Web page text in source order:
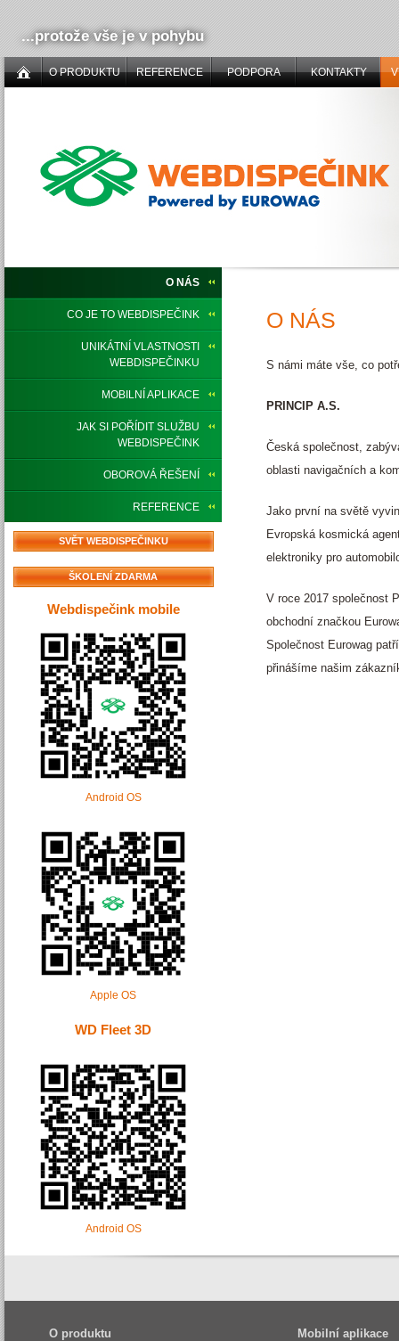
...protože vše je v pohybu
O PRODUKTU REFERENCE PODPORA KONTAKTY
O NÁS
CO JE TO WEBDISPEČINK
UNIKÁTNÍ VLASTNOSTI
WEBDISPEČINKU
MOBILNÍ APLIKACE
JAK SI POŘÍDIT SLUŽBU
WEBDISPEČINK
OBOROVÁ ŘEŠENÍ
REFERENCE
SVĚT WEBDISPEČINKU
ŠKOLENÍ ZDARMA
Webdispečink mobile
Android OS
Apple OS
WD Fleet 3D
Android OS
O NÁS
S námi máte vše, co
PRINCIP A.S.
Česká společnost,
oblasti navigačních a
Jako první na světě
Evropská kosmická
elektroniky pro
V roce 2017 společnost
obchodní značkou
Společnost Eurowag
přinášíme našim
O produktu
Mobilní aplikace